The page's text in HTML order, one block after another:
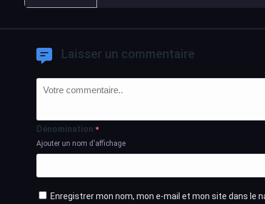
Laisser un commentaire
Dénomination *
Ajouter un nom d'affichage
Enregistrer mon nom, mon e-mail et mon site dans le